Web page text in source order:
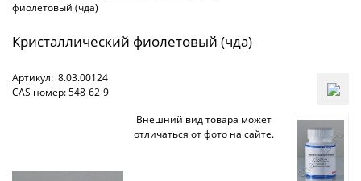
фиолетовый (чда)
Кристаллический фиолетовый (чда)
Артикул: 8.03.00124
CAS номер: 548-62-9
Внешний вид товара может
отличаться от фото на сайте.